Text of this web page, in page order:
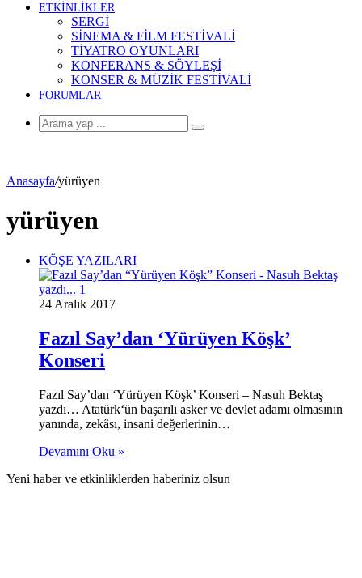
ETKİNLİKLER
SERGİ
SİNEMA & FİLM FESTİVALİ
TİYATRO OYUNLARI
KONFERANS & SÖYLEŞİ
KONSER & MÜZİK FESTİVALİ
FORUMLAR
Arama
Anasayfa/yürüyen
yürüyen
KÖŞE YAZILARI
24 Aralık 2017
Fazıl Say’dan ‘Yürüyen Köşk’
Konseri
Fazıl Say’dan ‘Yürüyen Köşk’ Konseri – Nasuh Bektaş
yazdı… Atatürk‘ün başarılı asker ve devlet adamı olmasının
yanında, zekâsı, insani değerlerinin…
Devamını Oku »
Yeni haber ve etkinliklerden haberiniz olsun